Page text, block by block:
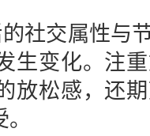
社交属性与
生变化。注
放松感，还